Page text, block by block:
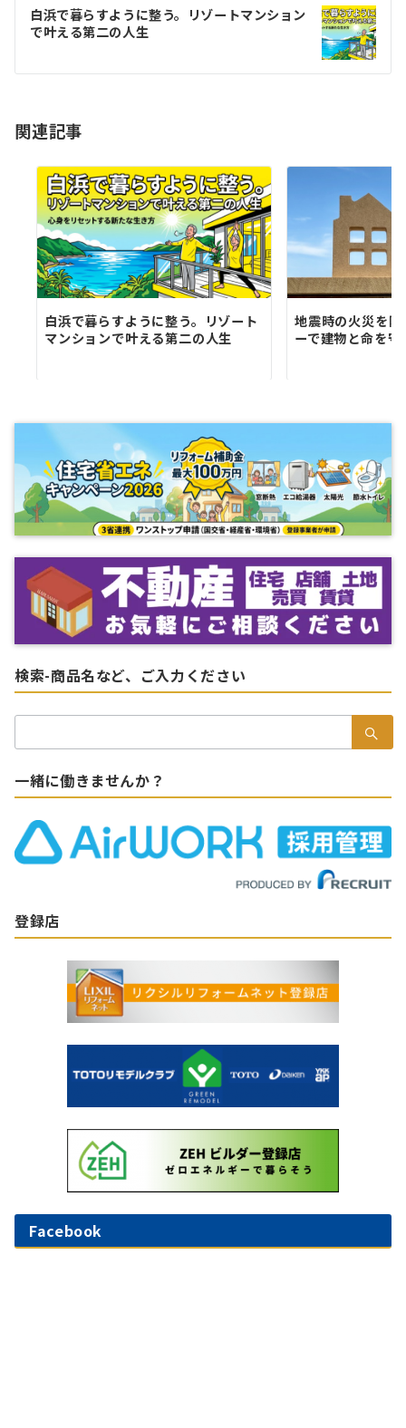
ゲ
シ
ン
白浜で暮らすように整う。リゾートマンション
で叶える第二の人生
関連記事
白浜で暮らすように整う。リゾート
マンションで叶える第二の人生
地震時の火災を
ーで建物と命を守
検索-商品名など、ご入力ください
索：
一緒に働きませんか？
登録店
Facebook